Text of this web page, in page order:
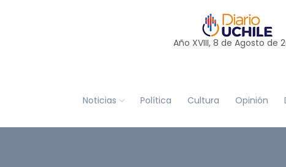
Año XVIII, 8 de Agosto de
Noticias Política Cultura Opinión